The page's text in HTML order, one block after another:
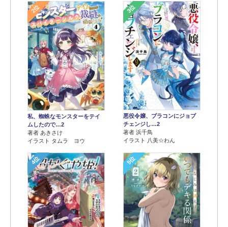
2位
私、蜘蛛なモンスターをテイ
ムしたので…2
著者 あきさけ
イラスト タムラ ヨウ
3位
悪役令嬢、ブラコンにジョブ
チェンジし…2
著者 浜千鳥
イラスト 八美☆わん
4位 5位